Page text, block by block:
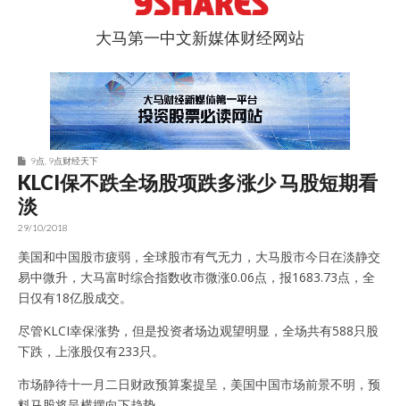
9点股票
大马第一中文新媒体财经网站
9点 9点财经天下
KLCI保不跌全场股项跌多涨少 马股短期看
淡
29/10/2018
美国和中国股市疲弱，全球股市有气无力，大马股市今日在淡静交
易中微升，大马富时综合指数收市微涨0.06点，报1683.73点，全
日仅有18亿股成交。
尽管KLCI幸保涨势，但是投资者场边观望明显，全场共有588只股
下跌，上涨股仅有233只。
市场静待十一月二日财政预算案提呈，美国中国市场前景不明，预